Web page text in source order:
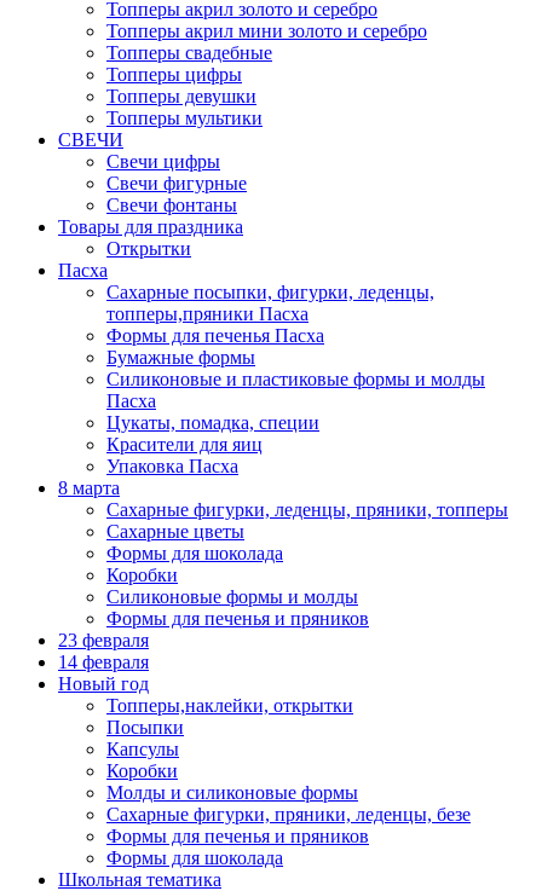
Топперы акрил золото и серебро
Топперы акрил мини золото и серебро
Топперы свадебные
Топперы цифры
Топперы девушки
Топперы мультики
СВЕЧИ
Свечи цифры
Свечи фигурные
Свечи фонтаны
Товары для праздника
Открытки
Пасха
Сахарные посыпки, фигурки, леденцы,
топперы,пряники Пасха
Формы для печенья Пасха
Бумажные формы
Силиконовые и пластиковые формы и молды
Пасха
Цукаты, помадка, специи
Красители для яиц
Упаковка Пасха
8 марта
Сахарные фигурки, леденцы, пряники, топперы
Сахарные цветы
Формы для шоколада
Коробки
Силиконовые формы и молды
Формы для печенья и пряников
23 февраля
14 февраля
Новый год
Топперы,наклейки, открытки
Посыпки
Капсулы
Коробки
Молды и силиконовые формы
Сахарные фигурки, пряники, леденцы, безе
Формы для печенья и пряников
Формы для шоколада
Школьная тематика